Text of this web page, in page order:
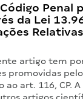
Penal
da Lei
artigo tem
promovidas pelo
ao art. 116, CP.
artigos